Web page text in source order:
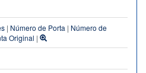
| Número de Porta | Número de
Original |